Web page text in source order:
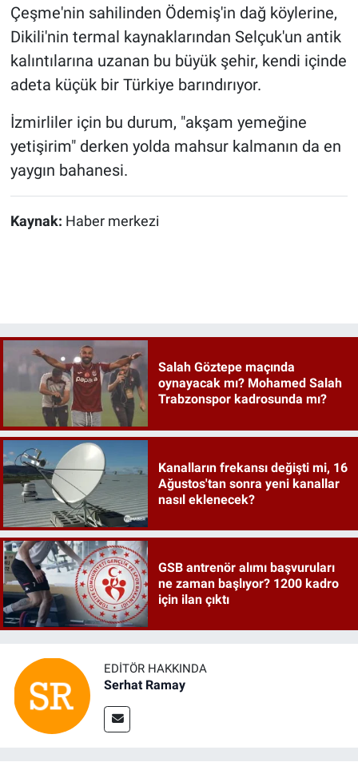
Çeşme'nin sahilinden Ödemiş'in dağ köylerine,
Dikili'nin termal kaynaklarından Selçuk'un antik
kalıntılarına uzanan bu büyük şehir, kendi içinde
adeta küçük bir Türkiye barındırıyor.
İzmirliler için bu durum, "akşam yemeğine
yetişirim" derken yolda mahsur kalmanın da en
yaygın bahanesi.
Kaynak: Haber merkezi
Salah Göztepe maçında
oynayacak mı? Mohamed Salah
Trabzonspor kadrosunda mı?
Kanalların frekansı değişti mi, 16
Ağustos'tan sonra yeni kanallar
nasıl eklenecek?
GSB antrenör alımı başvuruları
ne zaman başlıyor? 1200 kadro
için ilan çıktı
EDITÖR HAKKINDA
Serhat Ramay